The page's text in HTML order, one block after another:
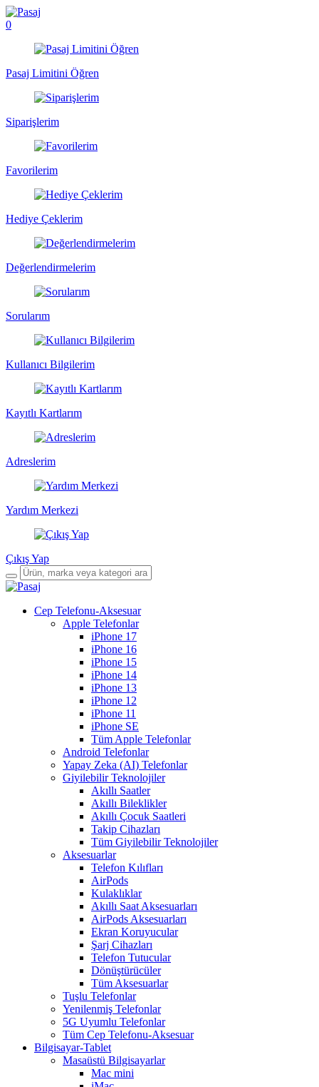
0
Pasaj Limitini Öğren
Siparişlerim
Favorilerim
Hediye Çeklerim
Değerlendirmelerim
Sorularım
Kullanıcı Bilgilerim
Kayıtlı Kartlarım
Adreslerim
Yardım Merkezi
Çıkış Yap
Cep Telefonu-Aksesuar
Apple Telefonlar
iPhone 17
iPhone 16
iPhone 15
iPhone 14
iPhone 13
iPhone 12
iPhone 11
iPhone SE
Tüm Apple Telefonlar
Android Telefonlar
Yapay Zeka (AI) Telefonlar
Giyilebilir Teknolojiler
Akıllı Saatler
Akıllı Bileklikler
Akıllı Çocuk Saatleri
Takip Cihazları
Tüm Giyilebilir Teknolojiler
Aksesuarlar
Telefon Kılıfları
AirPods
Kulaklıklar
Akıllı Saat Aksesuarları
AirPods Aksesuarları
Ekran Koruyucular
Şarj Cihazları
Telefon Tutucular
Dönüştürücüler
Tüm Aksesuarlar
Tuşlu Telefonlar
Yenilenmiş Telefonlar
5G Uyumlu Telefonlar
Tüm Cep Telefonu-Aksesuar
Bilgisayar-Tablet
Masaüstü Bilgisayarlar
Mac mini